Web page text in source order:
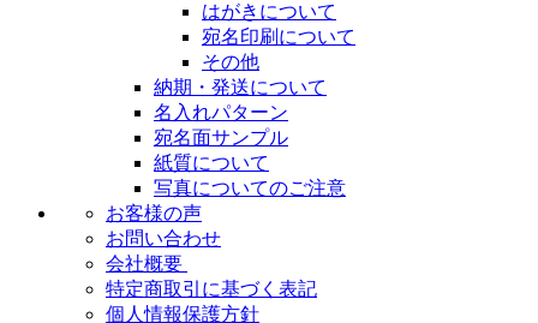
はがきについて
宛名印刷について
その他
納期・発送について
名入れパターン
宛名面サンプル
紙質について
写真についてのご注意
お客様の声
お問い合わせ
会社概要
特定商取引に基づく表記
個人情報保護方針